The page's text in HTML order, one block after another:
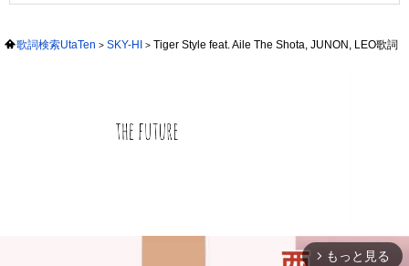
歌詞検索UtaTen SKY-HI Tiger Style feat. Aile The Shota, JUNON, LEO歌詞
arrow_forward_ios もっと見る